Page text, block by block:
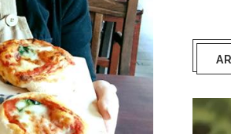
Lecteur
vidéo